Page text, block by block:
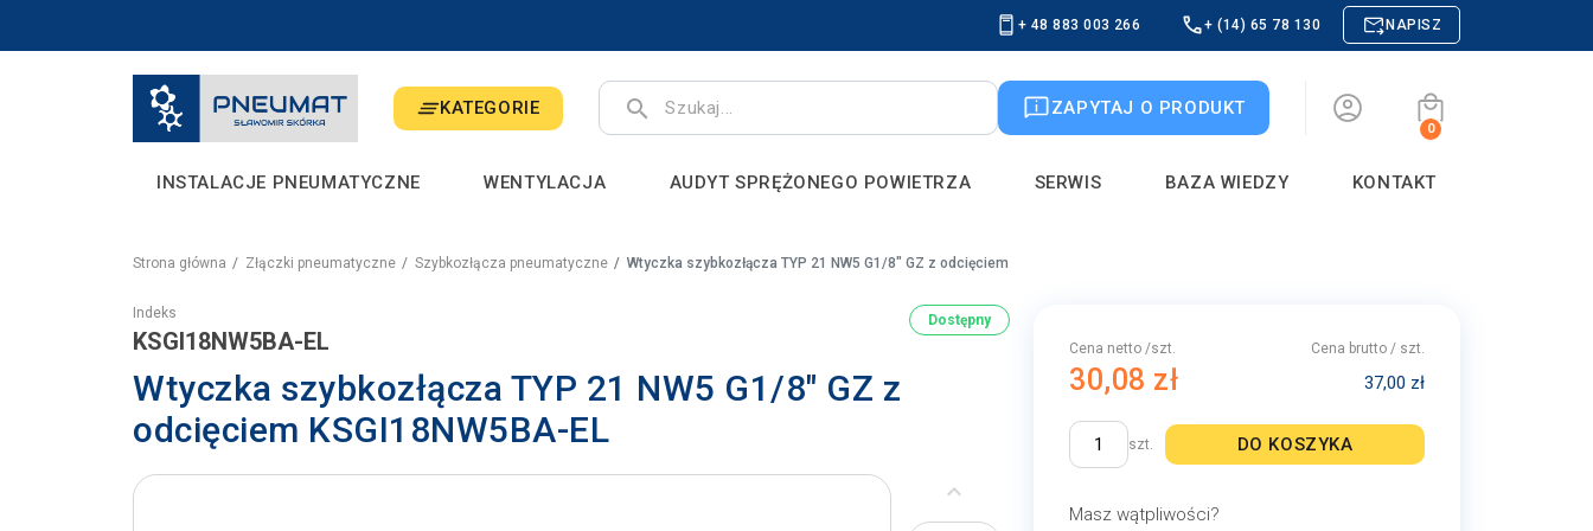
+ 48 883 003 266 + (14) 65 78 130 NAPISZ
search ZAPYTAJ O PRODUKT
0
INSTALACJE PNEUMATYCZNE WENTYLACJA AUDYT SPRĘŻONEGO POWIETRZA SERWIS BAZA WIEDZY KONTAKT
KATEGORIE
Strona główna Złączki pneumatyczne Szybkozłącza pneumatyczne Wtyczka szybkozłącza TYP 21 NW5 G1/8" GZ z odcięciem
Indeks
KSGI18NW5BA-EL
Dostępny
Wtyczka szybkozłącza TYP 21 NW5 G1/8" GZ z
odcięciem KSGI18NW5BA-EL
keyboard_arrow_left
Cena netto /szt.
30,08 zł
Cena brutto / szt.
37,00 zł
szt. DO KOSZYKA
Masz wątpliwości?